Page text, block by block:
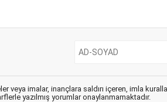
veya imalar, inançlara saldırı içeren, imla
yazılmış yorumlar onaylanmamaktadır.